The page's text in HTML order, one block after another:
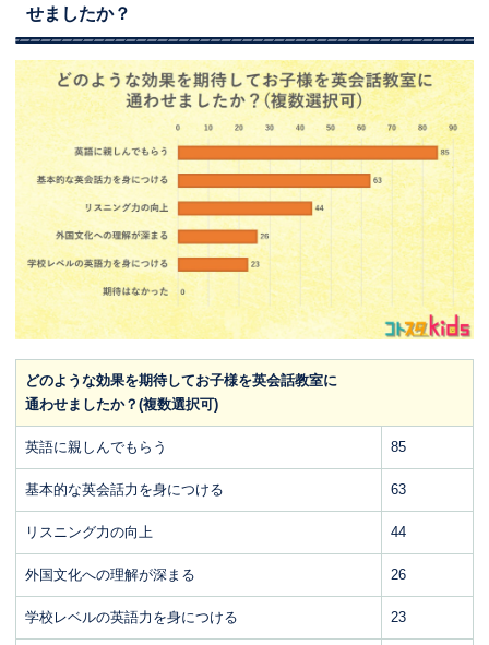
せましたか？
どのような効果を期待してお子様を英会話教室に
通わせましたか？(複数選択可)
英語に親しんでもらう 85
基本的な英会話力を身につける 63
リスニング力の向上 44
外国文化への理解が深まる 26
学校レベルの英語力を身につける 23